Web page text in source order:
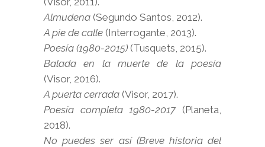
Almudena (Segundo Santos, 2012).
A pie de calle (Interrogante, 2013).
Poesía (1980-2015) (Tusquets, 2015).
Balada en la muerte de la poesía
(Visor, 2016).
A puerta cerrada (Visor, 2017).
Poesía completa 1980-2017(Planeta,
2018).
No puedes ser así (Breve historia del